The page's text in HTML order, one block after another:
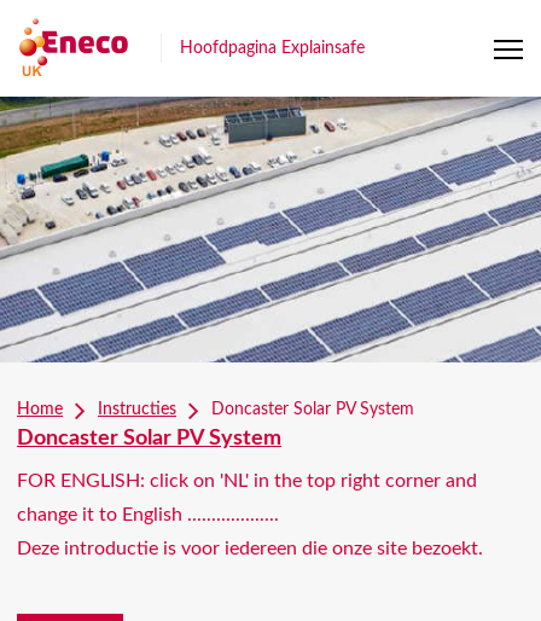
Hoofdpagina Explainsafe
Home Instructies Doncaster Solar PV System
Doncaster Solar PV System
FOR ENGLISH: click on 'NL' in the top right corner and
change it to English ...................
Deze introductie is voor iedereen die onze site bezoekt.